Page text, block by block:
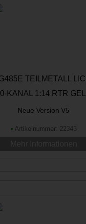
TEILMETALL
KANAL 1:14 RTR
Neue Version V5
• Artikelnummer: 22343